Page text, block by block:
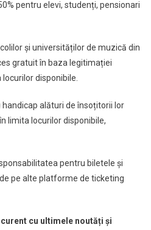
pentru elevi, studenți, pensionari
și universităților de muzică din
gratuit în baza legitimației
disponibile.
handicap alături de însoțitorii lor
limita locurilor disponibile,
pentru biletele și
pe alte platforme de ticketing
cu ultimele noutăți și